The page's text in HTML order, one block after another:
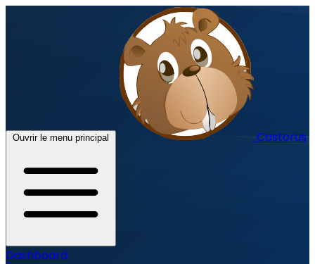
Ouvrir le menu principal Castorus
Dashboard